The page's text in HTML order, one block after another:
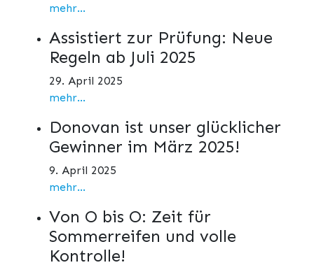
mehr...
Assistiert zur Prüfung: Neue
Regeln ab Juli 2025
29. April 2025
mehr...
Donovan ist unser glücklicher
Gewinner im März 2025!
9. April 2025
mehr...
Von O bis O: Zeit für
Sommerreifen und volle
Kontrolle!